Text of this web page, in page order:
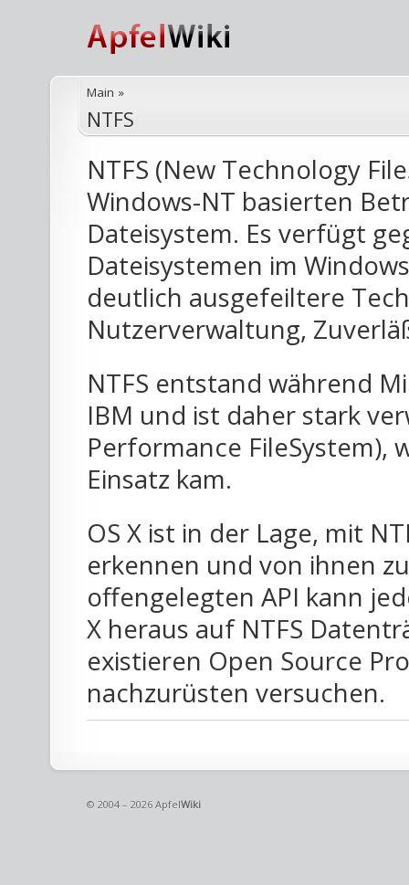
Main »
NTFS
NTFS (New Technology
Windows-NT basierten
Dateisystem. Es verfügt
Dateisystemen im
deutlich ausgefeiltere
Nutzerverwaltung,
NTFS entstand während
IBM und ist daher stark
Performance FileSystem),
Einsatz kam.
OS X ist in der Lage, mit
erkennen und von ihnen
offengelegten API kann
X heraus auf NTFS
existieren Open Source
nachzurüsten versuchen.
© 2004 – 2026 ApfelWiki